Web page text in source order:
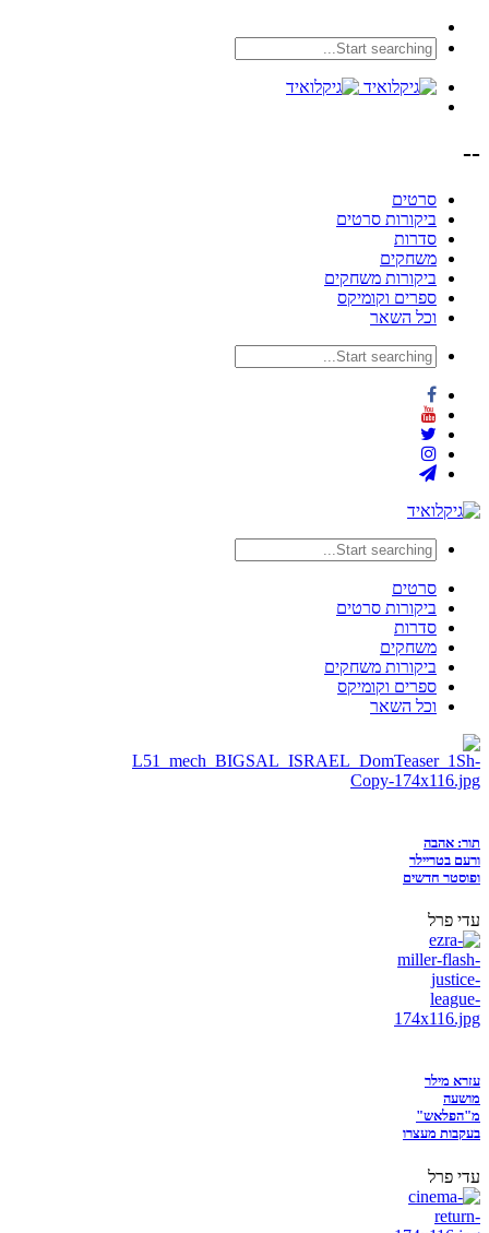
--
סרטים
ביקורות סרטים
סדרות
משחקים
ביקורות משחקים
ספרים וקומיקס
וכל השאר
סרטים
ביקורות סרטים
סדרות
משחקים
ביקורות משחקים
ספרים וקומיקס
וכל השאר
תור: אהבה
ורעם בטריילר
ופוסטר חדשים
עדי פרל
עזרא מילר
מושעה
מ"הפלאש"
בעקבות מעצרו
עדי פרל